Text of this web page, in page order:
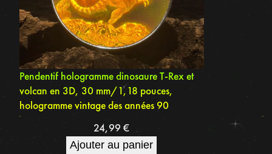
Pendentif hologramme dinosaure T-Rex et
volcan en 3D, 30 mm/1,18 pouces,
hologramme vintage des années 90
24,99€
Ajouter au panier